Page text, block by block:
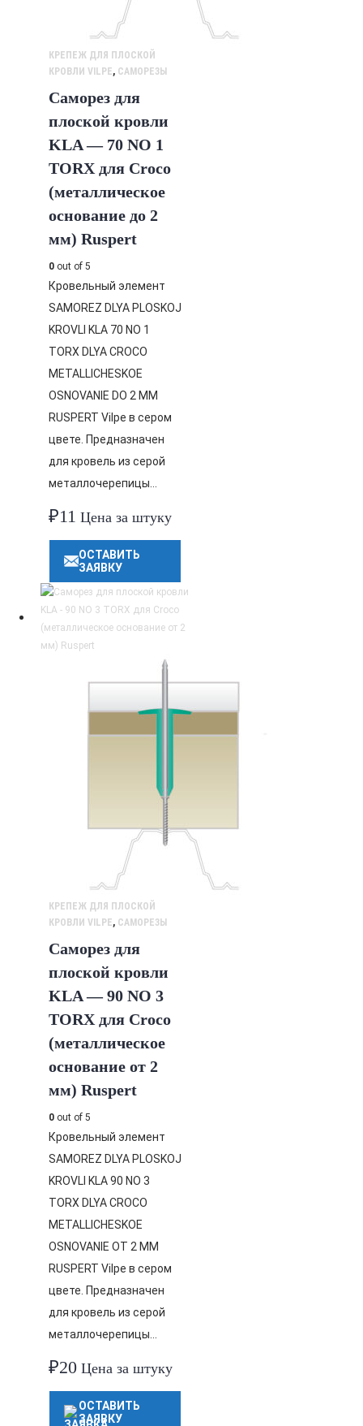
КРЕПЕЖ ДЛЯ ПЛОСКОЙ
КРОВЛИ VILPE, САМОРЕЗЫ
Саморез для
плоской кровли
KLA — 70 NO 1
TORX для Croco
(металлическое
основание до 2
мм) Ruspert
0 out of 5
Кровельный элемент
SAMOREZ DLYA PLOSKOJ
KROVLI KLA 70 NO 1
TORX DLYA CROCO
METALLICHESKOE
OSNOVANIE DO 2 MM
RUSPERT Vilpe в сером
цвете. Предназначен
для кровель из серой
металлочерепицы…
₽11 Цена за штуку
ОСТАВИТЬ
ЗАЯВКУ
КРЕПЕЖ ДЛЯ ПЛОСКОЙ
КРОВЛИ VILPE, САМОРЕЗЫ
Саморез для
плоской кровли
KLA — 90 NO 3
TORX для Croco
(металлическое
основание от 2
мм) Ruspert
0 out of 5
Кровельный элемент
SAMOREZ DLYA PLOSKOJ
KROVLI KLA 90 NO 3
TORX DLYA CROCO
METALLICHESKOE
OSNOVANIE OT 2 MM
RUSPERT Vilpe в сером
цвете. Предназначен
для кровель из серой
металлочерепицы…
₽20 Цена за штуку
ОСТАВИТЬ
ЗАЯВКУ